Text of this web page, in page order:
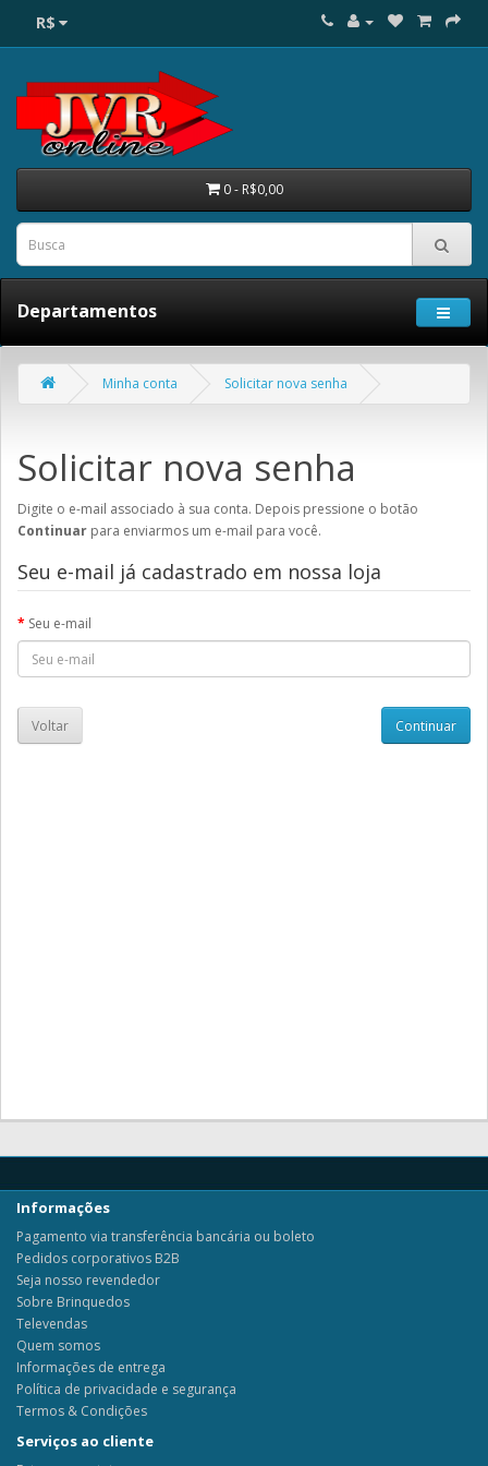
R$
0 - R$0,00
Departamentos
Minha conta Solicitar nova senha
Solicitar nova senha
Digite o e-mail associado à sua conta. Depois pressione o botão
Continuar para enviarmos um e-mail para você.
Seu e-mail já cadastrado em nossa loja
Seu e-mail
Voltar
Informações
Pagamento via transferência bancária ou boleto
Pedidos corporativos B2B
Seja nosso revendedor
Sobre Brinquedos
Televendas
Quem somos
Informações de entrega
Política de privacidade e segurança
Termos & Condições
Serviços ao cliente